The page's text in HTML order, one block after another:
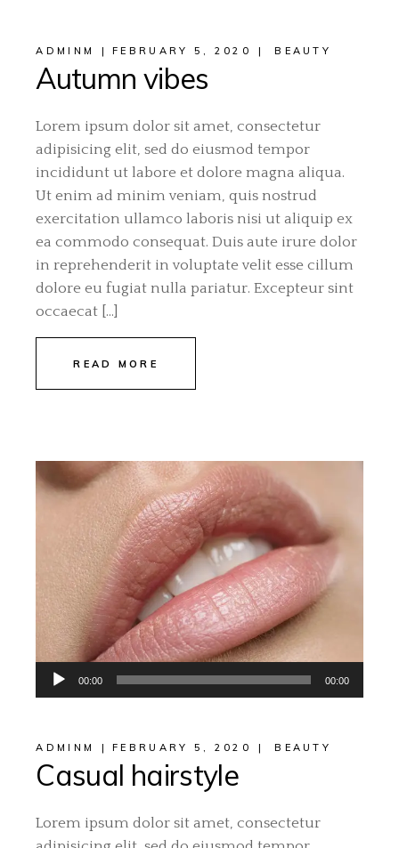
ADMINM FEBRUARY 5, 2020 BEAUTY
Autumn vibes
Lorem ipsum dolor sit amet, consectetur
adipisicing elit, sed do eiusmod tempor
incididunt ut labore et dolore magna aliqua.
Ut enim ad minim veniam, quis nostrud
exercitation ullamco laboris nisi ut aliquip ex
ea commodo consequat. Duis aute irure dolor
in reprehenderit in voluptate velit esse cillum
dolore eu fugiat nulla pariatur. Excepteur sint
occaecat […]
READ MORE
Audio
Player
00:00 00:00
ADMINM FEBRUARY 5, 2020 BEAUTY
Casual hairstyle
Lorem ipsum dolor sit amet, consectetur